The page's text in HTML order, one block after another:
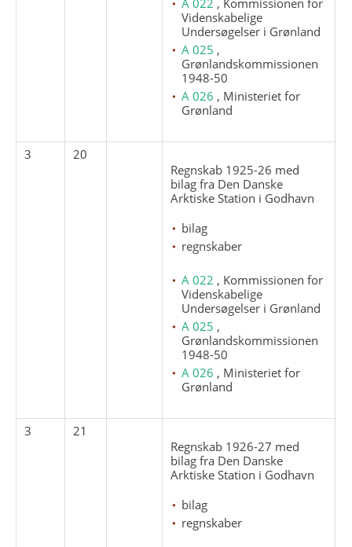
Videnskabelige
Undersøgelser i Grønland
A 025 ,
Grønlandskommissionen
1948-50
A 026 , Ministeriet for
Grønland
3
20
Regnskab 1925-26 med
bilag fra Den Danske
Arktiske Station i Godhavn
bilag
regnskaber
A 022 , Kommissionen for
Videnskabelige
Undersøgelser i Grønland
A 025 ,
Grønlandskommissionen
1948-50
A 026 , Ministeriet for
Grønland
3
21
Regnskab 1926-27 med
bilag fra Den Danske
Arktiske Station i Godhavn
bilag
regnskaber